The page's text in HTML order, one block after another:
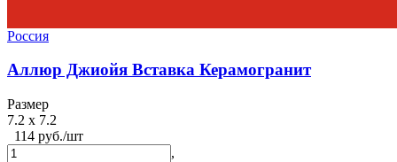
Россия
Аллюр Джиойя Вставка Керамогранит
Размер
7.2 x 7.2
114 руб./шт
,